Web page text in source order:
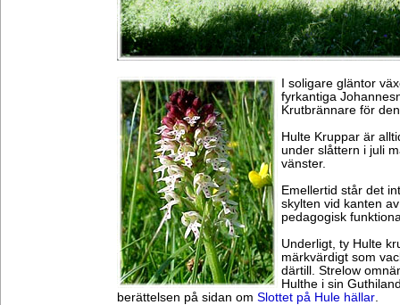
I soligare gläntor
fyrkantiga
Krutbrännare för
Hulte Kruppar är
under slåttern i juli
vänster.
Emellertid står det
skylten vid kanten
pedagogisk
Underligt, ty Hulte
märkvärdigt som
därtill. Strelow
Hulthe i sin
berättelsen på sidan om Slottet på Hule hällar.